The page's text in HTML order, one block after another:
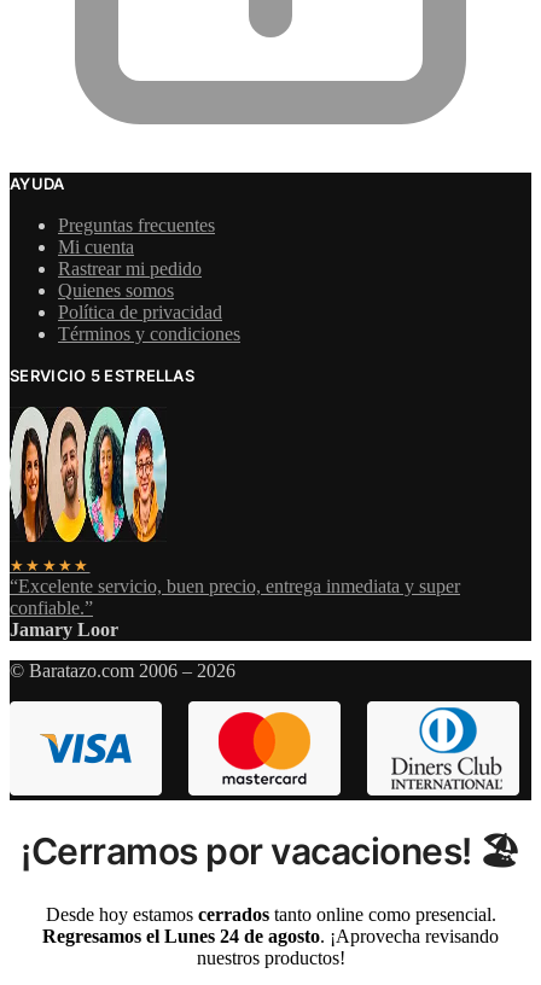
AYUDA
Preguntas frecuentes
Mi cuenta
Rastrear mi pedido
Quienes somos
Política de privacidad
Términos y condiciones
SERVICIO 5 ESTRELLAS
★★★★★
“Excelente servicio, buen precio, entrega inmediata y super
confiable.”
Jamary Loor
© Baratazo.com 2006 – 2026
¡Cerramos por vacaciones! 🏖️
Desde hoy estamos cerradostanto online como presencial.
Regresamos el Lunes 24 de agosto. ¡Aprovecha revisando
nuestros productos!